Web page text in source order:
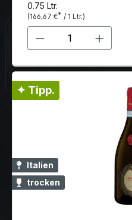
0.75 Ltr.
(166,67 €* / 1 Ltr.)
Produkt
✦ Tipp.
Italien
trocken